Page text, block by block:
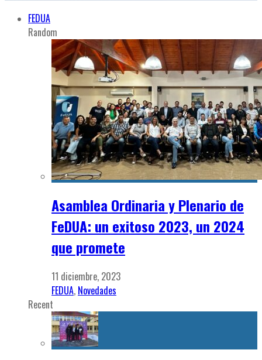
FEDUA
Random
Asamblea Ordinaria y Plenario de
FeDUA: un exitoso 2023, un 2024
que promete
11 diciembre, 2023
FEDUA, Novedades
Recent